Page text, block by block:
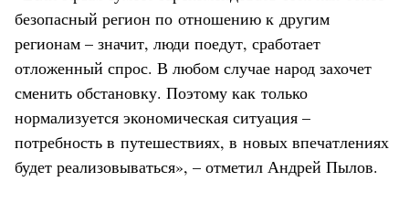
безопасный регион по отношению к другим
регионам – значит, люди поедут, сработает
отложенный спрос. В любом случае народ захочет
сменить обстановку. Поэтому как только
нормализуется экономическая ситуация –
потребность в путешествиях, в новых впечатлениях
будет реализовываться», – отметил Андрей Пылов.